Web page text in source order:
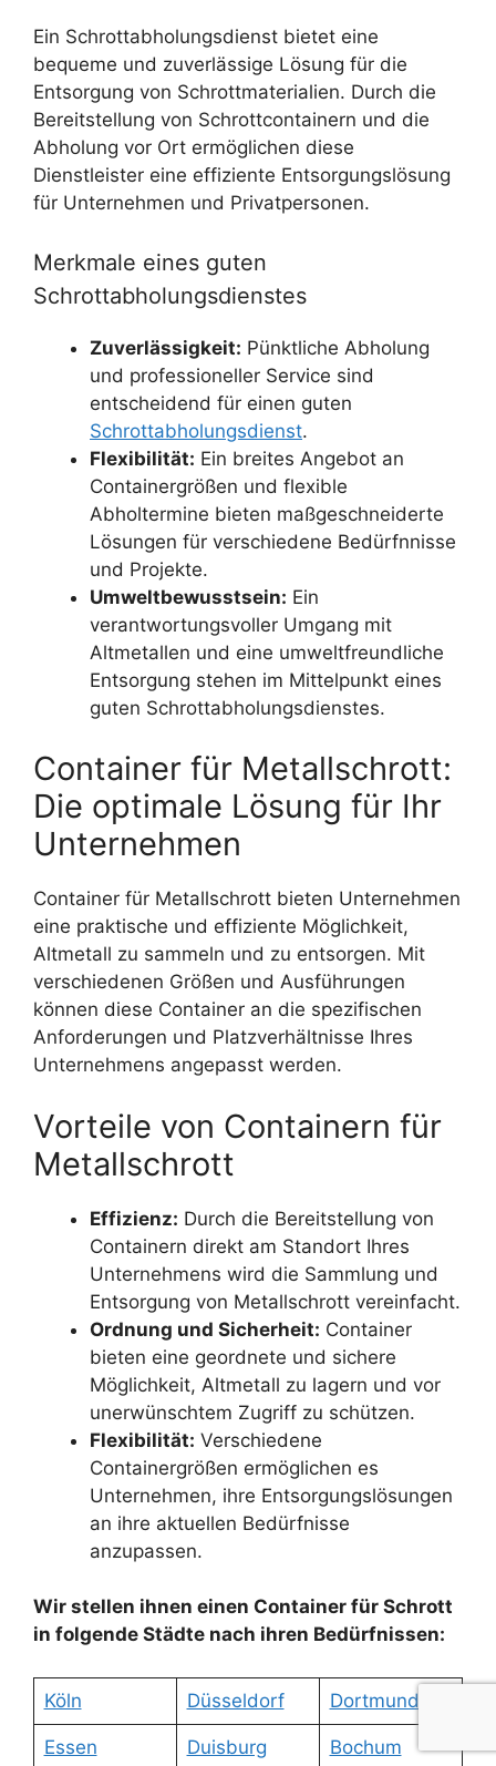
Ein Schrottabholungsdienst bietet eine
bequeme und zuverlässige Lösung für die
Entsorgung von Schrottmaterialien. Durch die
Bereitstellung von Schrottcontainern und die
Abholung vor Ort ermöglichen diese
Dienstleister eine effiziente Entsorgungslösung
für Unternehmen und Privatpersonen.
Merkmale eines guten
Schrottabholungsdienstes
Zuverlässigkeit: Pünktliche Abholung
und professioneller Service sind
entscheidend für einen guten
Schrottabholungsdienst.
Flexibilität: Ein breites Angebot an
Containergrößen und flexible
Abholtermine bieten maßgeschneiderte
Lösungen für verschiedene Bedürfnnisse
und Projekte.
Umweltbewusstsein: Ein
verantwortungsvoller Umgang mit
Altmetallen und eine umweltfreundliche
Entsorgung stehen im Mittelpunkt eines
guten Schrottabholungsdienstes.
Container für Metallschrott:
Die optimale Lösung für Ihr
Unternehmen
Container für Metallschrott bieten Unternehmen
eine praktische und effiziente Möglichkeit,
Altmetall zu sammeln und zu entsorgen. Mit
verschiedenen Größen und Ausführungen
können diese Container an die spezifischen
Anforderungen und Platzverhältnisse Ihres
Unternehmens angepasst werden.
Vorteile von Containern für
Metallschrott
Effizienz: Durch die Bereitstellung von
Containern direkt am Standort Ihres
Unternehmens wird die Sammlung und
Entsorgung von Metallschrott vereinfacht.
Ordnung und Sicherheit: Container
bieten eine geordnete und sichere
Möglichkeit, Altmetall zu lagern und vor
unerwünschtem Zugriff zu schützen.
Flexibilität: Verschiedene
Containergrößen ermöglichen es
Unternehmen, ihre Entsorgungslösungen
an ihre aktuellen Bedürfnisse
anzupassen.
Wir stellen ihnen einen Container für Schrott
in folgende Städte nach ihren Bedürfnissen:
Köln Düsseldorf Dortmund
Essen Duisburg Bochum